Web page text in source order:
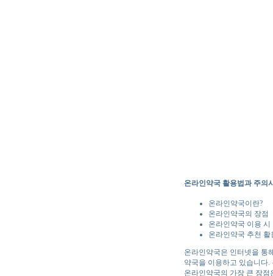
온라인약국 활용법과 주의
온라인약국이란?
온라인약국의 장점
온라인약국 이용 시
온라인약국 추천 활
온라인약국은 인터넷을 통
약국을 이용하고 있습니다
온라인약국의 가장 큰 장